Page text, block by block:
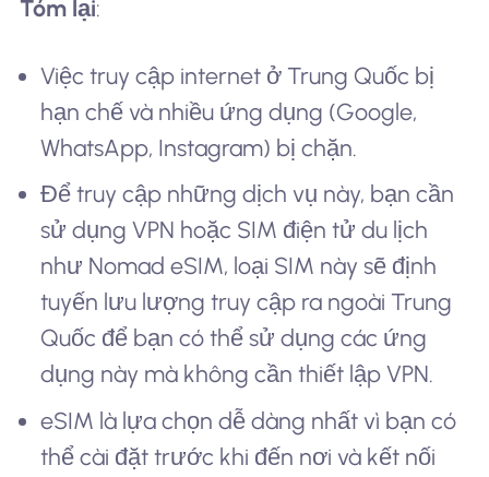
Tóm lại:
Việc truy cập internet ở Trung Quốc bị
hạn chế và nhiều ứng dụng (Google,
WhatsApp, Instagram) bị chặn.
Để truy cập những dịch vụ này, bạn cần
sử dụng VPN hoặc SIM điện tử du lịch
như Nomad eSIM, loại SIM này sẽ định
tuyến lưu lượng truy cập ra ngoài Trung
Quốc để bạn có thể sử dụng các ứng
dụng này mà không cần thiết lập VPN.
eSIM là lựa chọn dễ dàng nhất vì bạn có
thể cài đặt trước khi đến nơi và kết nối